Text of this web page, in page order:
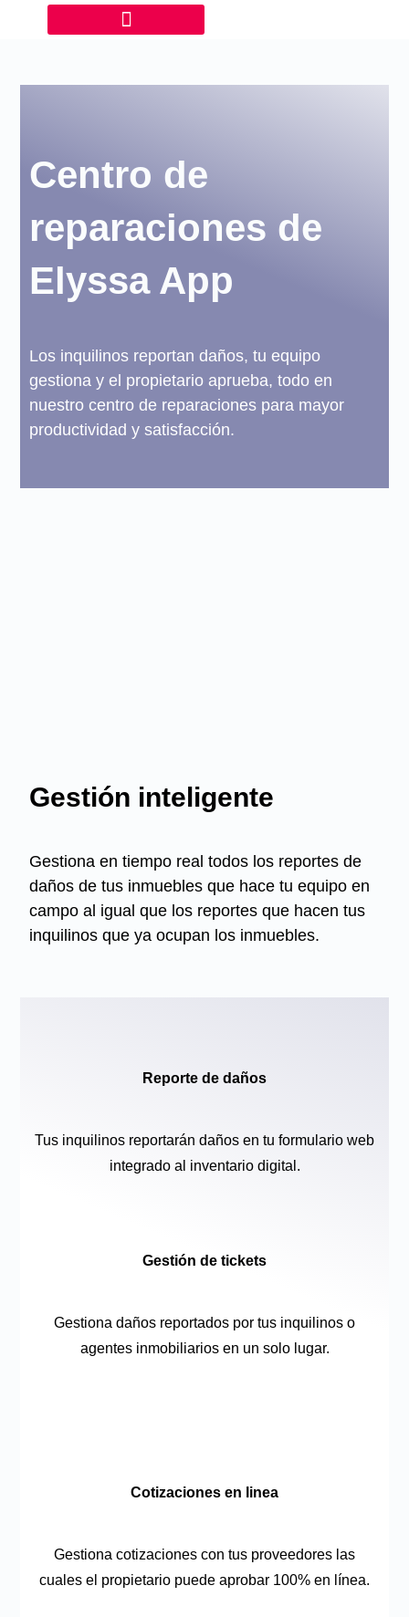
Centro de
reparaciones de
Elyssa App
Los inquilinos reportan daños, tu equipo
gestiona y el propietario aprueba, todo en
nuestro centro de reparaciones para mayor
productividad y satisfacción.
Gestión inteligente
Gestiona en tiempo real todos los reportes de
daños de tus inmuebles que hace tu equipo en
campo al igual que los reportes que hacen tus
inquilinos que ya ocupan los inmuebles.
Reporte de daños
Tus inquilinos reportarán daños en tu formulario web
integrado al inventario digital.
Gestión de tickets
Gestiona daños reportados por tus inquilinos o
agentes inmobiliarios en un solo lugar.
Cotizaciones en linea
Gestiona cotizaciones con tus proveedores las
cuales el propietario puede aprobar 100% en línea.